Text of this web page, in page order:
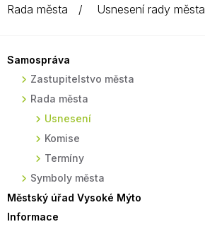
Rada města
Usnesení rady města
Samospráva
Zastupitelstvo města
Rada města
Usnesení
Komise
Termíny
Symboly města
Městský úřad Vysoké Mýto
Informace